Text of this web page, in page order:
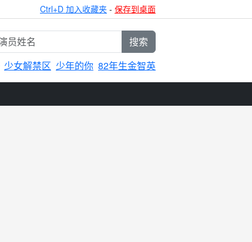
Ctrl+D 加入收藏夹 - 保存到桌面
搜索
少女解禁区 少年的你 82年生金智英